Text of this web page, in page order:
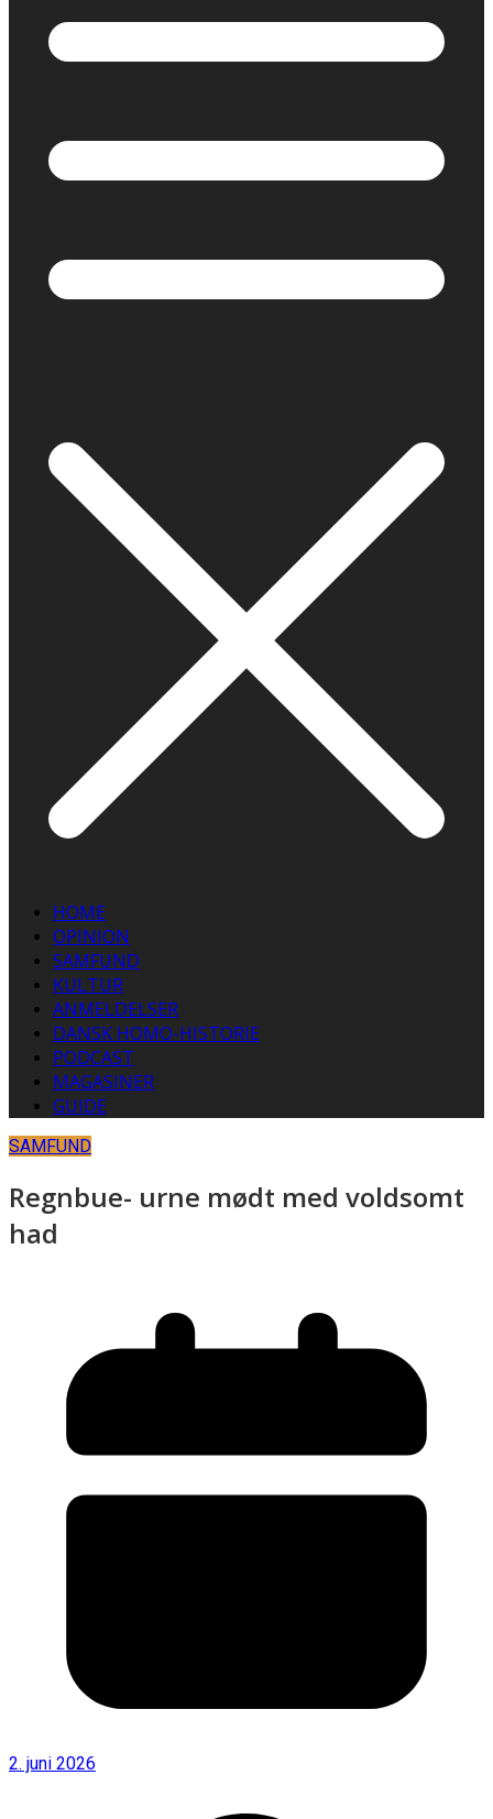
HOME
OPINION
SAMFUND
KULTUR
ANMELDELSER
DANSK HOMO-HISTORIE
PODCAST
MAGASINER
GUIDE
SAMFUND
Regnbue- urne mødt med voldsomt
had
2. juni 2026